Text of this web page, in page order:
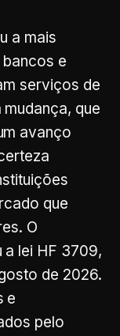
a mais
e
serviços de
que
avanço
que
O
a lei HF 3709,
de 2026.
e
pelo